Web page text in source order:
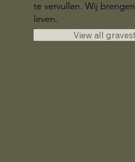
te vervullen. Wij
leven.
View all